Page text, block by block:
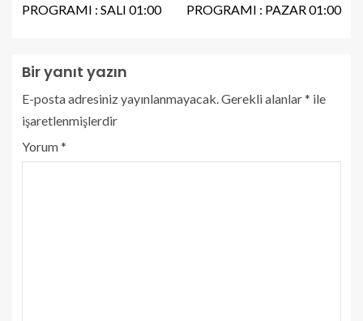
PROGRAMI : SALI 01:00
PROGRAMI : PAZAR 01:00
Bir yanıt yazın
E-posta adresiniz yayınlanmayacak.Gerekli alanlar* ile
işaretlenmişlerdir
Yorum*